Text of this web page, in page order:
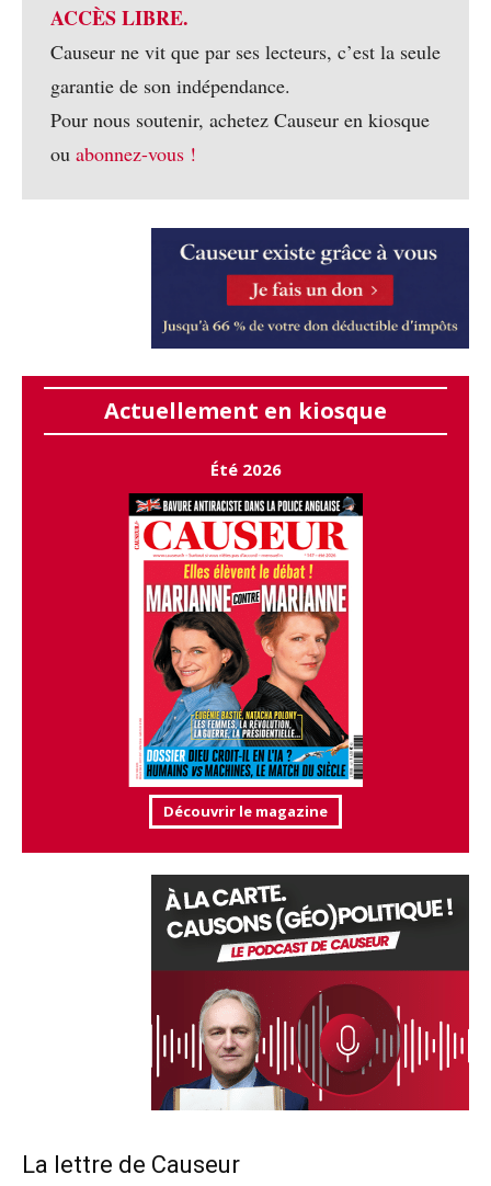
ACCÈS LIBRE.
Causeur ne vit que par ses lecteurs, c’est la seule
garantie de son indépendance.
Pour nous soutenir, achetez Causeur en kiosque
ou abonnez-vous !
Actuellement en kiosque
Été 2026
Découvrir le magazine
La lettre de Causeur